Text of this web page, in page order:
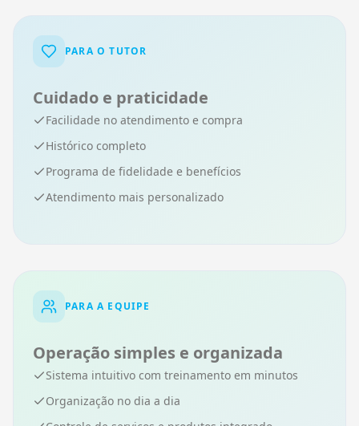
PARA O TUTOR
Cuidado e praticidade
Facilidade no atendimento e compra
Histórico completo
Programa de fidelidade e benefícios
Atendimento mais personalizado
PARA A EQUIPE
Operação simples e organizada
Sistema intuitivo com treinamento em minutos
Organização no dia a dia